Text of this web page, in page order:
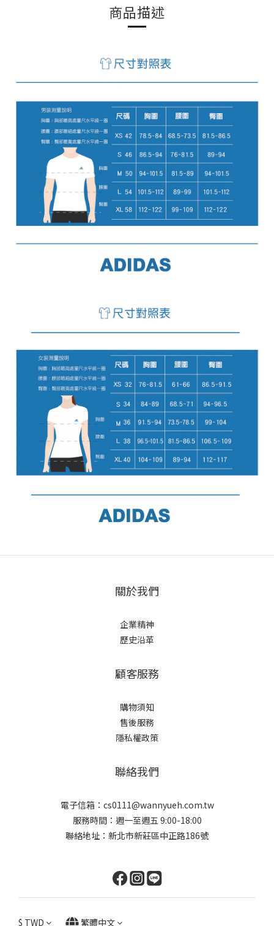
商品描述
關於我們
企業精神
歷史沿革
顧客服務
購物須知
售後服務
隱私權政策
聯絡我們
電子信箱：cs0111@wannyueh.com.tw
服務時間：週一至週五 9:00-18:00
聯絡地址：新北市新莊區中正路186號
$ TWD 繁體中文